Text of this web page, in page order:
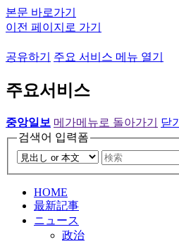
본문 바로가기
이전 페이지로 가기
공유하기 주요 서비스 메뉴 열기
주요서비스
중앙일보 메가메뉴로 돌아가기
닫기
검색어 입력폼
HOME
最新記事
ニュース
政治